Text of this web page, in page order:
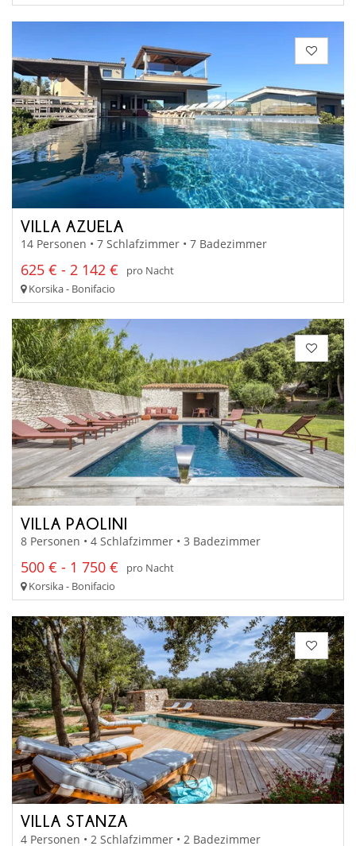
VILLA AZUELA
14 Personen • 7 Schlafzimmer • 7 Badezimmer
625 € - 2 142 €
pro Nacht
Korsika - Bonifacio
VILLA PAOLINI
8 Personen • 4 Schlafzimmer • 3 Badezimmer
500 € - 1 750 €
pro Nacht
Korsika - Bonifacio
VILLA STANZA
4 Personen • 2 Schlafzimmer • 2 Badezimmer